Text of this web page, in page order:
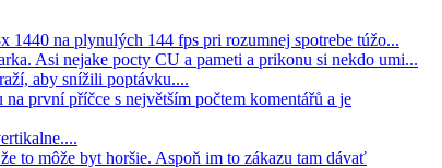
1440 na plynulých 144 fps pri rozumnej spotrebe túžo...
Asi nejake pocty CU a pameti a prikonu si nekdo umi...
aby snížili poptávku....
první příčce s největším počtem komentářů a je
to môže byt horšie. Aspoň im to zákazu tam dávať